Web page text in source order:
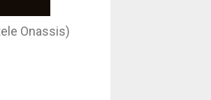
Onassis)